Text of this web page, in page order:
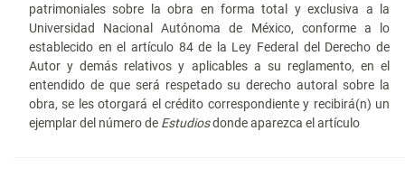
patrimoniales sobre la obra en forma total y exclusiva a la
Universidad Nacional Autónoma de México, conforme a lo
establecido en el artículo 84 de la Ley Federal del Derecho de
Autor y demás relativos y aplicables a su reglamento, en el
entendido de que será respetado su derecho autoral sobre la
obra, se les otorgará el crédito correspondiente y recibirá(n) un
ejemplar del número de Estudiosdonde aparezca el artículo